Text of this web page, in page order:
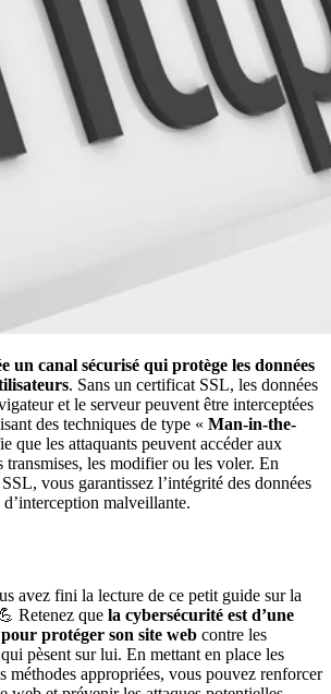
un canal sécurisé qui protège les données
. Sans un certificat SSL, les données
et le serveur peuvent être interceptées
des techniques de type « Man-in-the-
que les attaquants peuvent accéder aux
transmises, les modifier ou les voler. En
vous garantissez l’intégrité des données
malveillante.
avez fini la lecture de ce petit guide sur la
Retenez que la cybersécurité est d’une
protéger son site web contre les
pèsent sur lui. En mettant en place les
méthodes appropriées, vous pouvez renforcer